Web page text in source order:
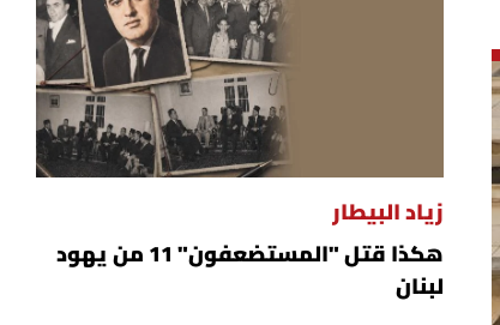
زياد البيطار
هكذا قتل "المستضعفون" 11 من يهود
لبنان